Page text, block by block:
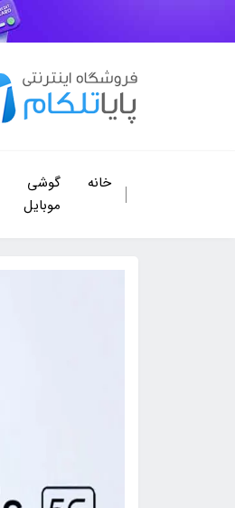
خانه
گوشی
موبایل